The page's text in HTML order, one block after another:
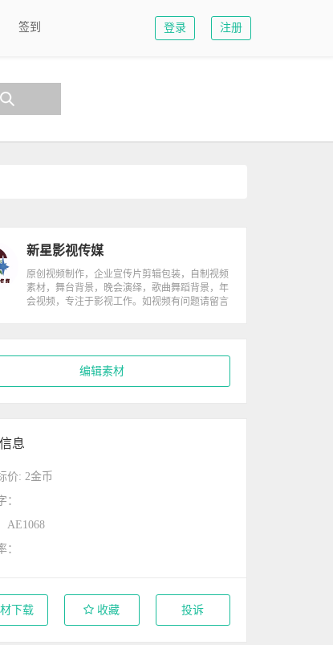
签到 注册
登录
新星影视传媒
原创视频制作，企业宣传片剪辑包装，自制视频
素材，舞台背景，晚会演绎，歌曲舞蹈背景，年
会视频，专注于影视工作。如视频有问题请留言
编辑素材
息
价: 2金币
：
AE1068
：
下载 收藏 投诉